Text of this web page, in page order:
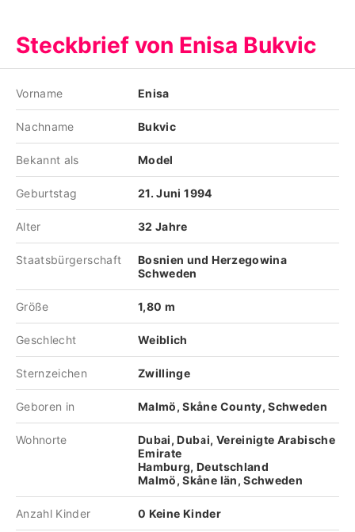
Nutzungsbedingungen
Utiq verwalten
Steckbrief von Enisa Bukvic
Vorname Enisa
Nachname Bukvic
Bekannt als Model
Geburtstag 21. Juni 1994
Alter 32 Jahre
Staatsbürgerschaft
Bosnien und Herzegowina
Schweden
Größe 1,80 m
Geschlecht Weiblich
Sternzeichen Zwillinge
Geboren in Malmö, Skåne County, Schweden
Wohnorte
Dubai, Dubai, Vereinigte Arabische
Emirate
Hamburg, Deutschland
Malmö, Skåne län, Schweden
Anzahl Kinder 0 Keine Kinder